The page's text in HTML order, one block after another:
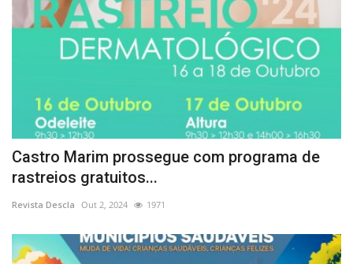
Castro Marim prossegue com programa de
rastreios gratuitos...
Revista Descla Out 2, 2024 1971